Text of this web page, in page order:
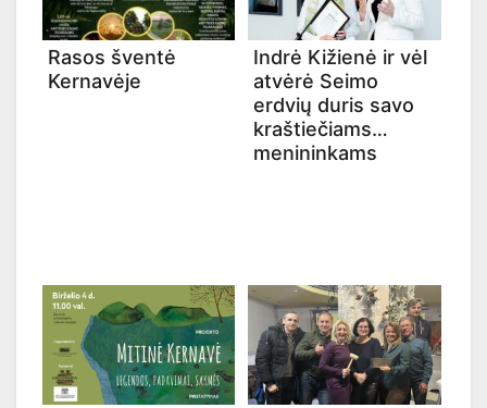
Rasos šventė
Kernavėje
Indrė Kižienė ir vėl
atvėrė Seimo
erdvių duris savo
kraštiečiams
menininkams